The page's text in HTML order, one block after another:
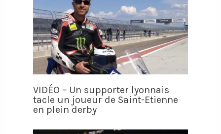
VIDÉO – Un supporter lyonnais
tacle un joueur de Saint-Etienne
en plein derby